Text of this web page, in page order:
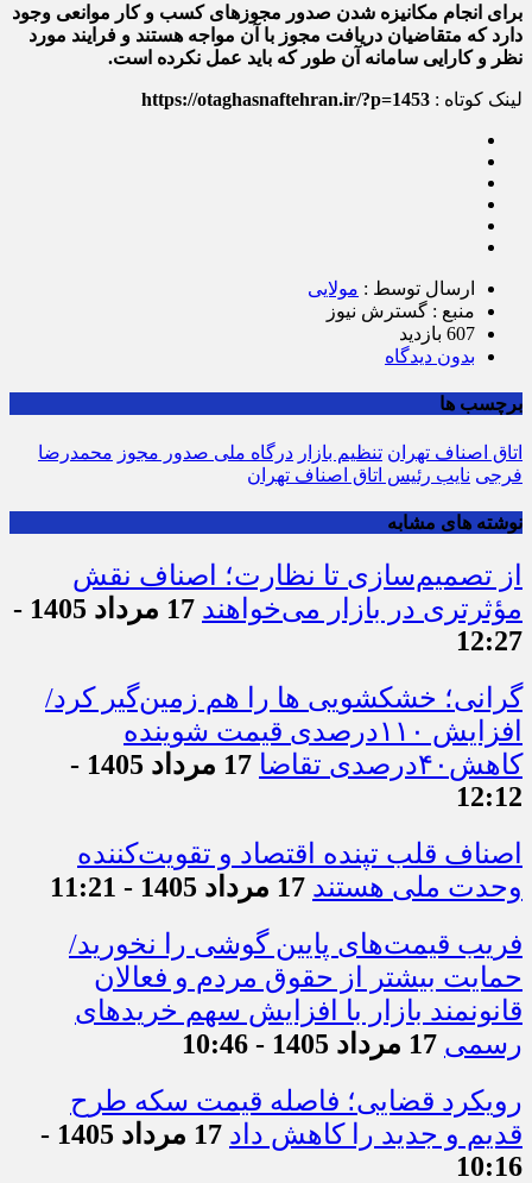
برای انجام مکانیزه شدن صدور مجوزهای کسب و کار موانعی وجود
دارد که متقاضیان دریافت مجوز با آن مواجه هستند و فرایند مورد
نظر و کارایی سامانه آن طور که باید عمل نکرده است.
لینک کوتاه : https://otaghasnaftehran.ir/?p=1453
ارسال توسط : مولایی
منبع : گسترش نیوز
607 بازدید
بدون دیدگاه
برچسب ها
اتاق اصناف تهران تنظیم بازار درگاه ملی صدور مجوز محمدرضا
فرجی نایب رئیس اتاق اصناف تهران
نوشته های مشابه
از تصمیم‌سازی تا نظارت؛ اصناف نقش
مؤثرتری در بازار می‌خواهند
17 مرداد 1405 -
12:27
گرانی؛ خشکشویی‌ ها را هم زمین‌گیر کرد/
افزایش ۱۱۰درصدی قیمت شوینده
کاهش۴۰درصدی تقاضا
17 مرداد 1405 -
12:12
اصناف قلب تپنده اقتصاد و تقویت‌کننده
وحدت ملی هستند 17 مرداد 1405 - 11:21
فریب قیمت‌های پایین گوشی را نخورید/
حمایت بیشتر از حقوق مردم و فعالان
قانونمند بازار با افزایش سهم خریدهای
رسمی 17 مرداد 1405 - 10:46
رویکرد قضایی؛ فاصله قیمت سکه طرح
قدیم و جدید را کاهش داد
17 مرداد 1405 -
10:16